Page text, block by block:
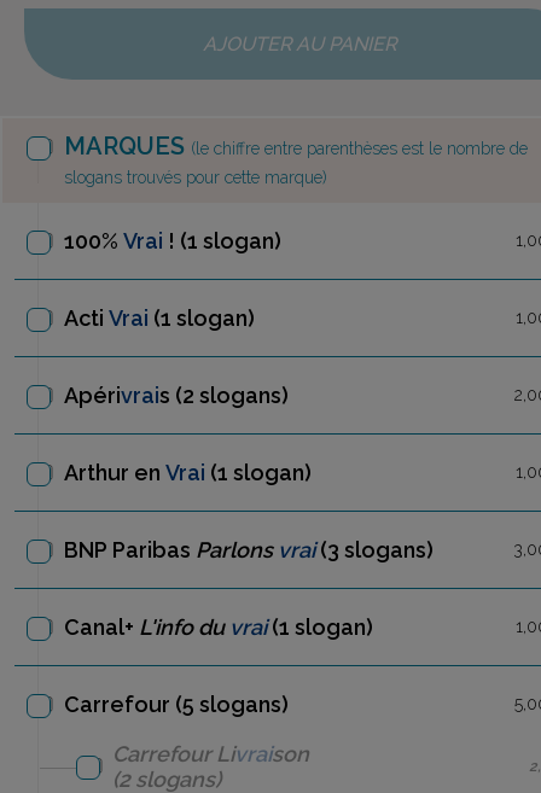
AJOUTER AU PANIER
MARQUES (le chiffre entre parenthèses est le nombre de
slogans trouvés pour cette marque)
100% Vrai ! (1 slogan)
Acti Vrai (1 slogan)
Apérivrais (2 slogans)
Arthur en Vrai (1 slogan)
BNP Paribas Parlons vrai(3 slogans)
Canal+ L'info du vrai(1 slogan)
Carrefour (5 slogans)
CarrefourLivraison
(2 slogans)